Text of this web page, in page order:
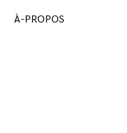
À-PROPOS